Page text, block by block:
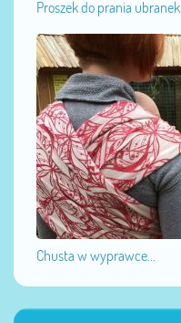
Proszek do prania ubranek...
Chusta w wyprawce...